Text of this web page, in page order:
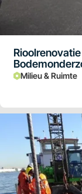
Milieu & Ruimte